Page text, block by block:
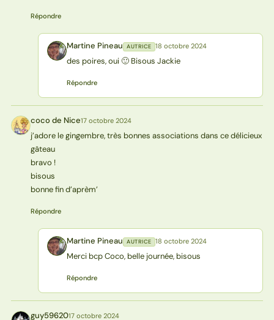
Répondre
MP Martine Pineau AUTRICE 18 octobre 2024
des poires, oui 🙂 Bisous Jackie
Répondre
CN coco de Nice17 octobre 2024
j’adore le gingembre, très bonnes associations dans ce délicieux
gâteau
bravo !
bisous
bonne fin d’aprèm’
Répondre
MP Martine Pineau AUTRICE 18 octobre 2024
Merci bcp Coco, belle journée, bisous
Répondre
guy5962017 octobre 2024